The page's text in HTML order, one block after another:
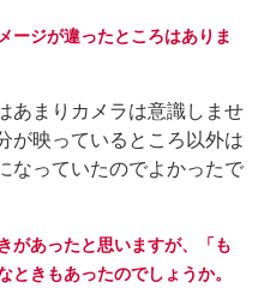
ージが違ったところはありま
あまりカメラは意識しませ
が映っているところ以外は
なっていたのでよかったで
があったと思いますが、「も
ときもあったのでしょうか。